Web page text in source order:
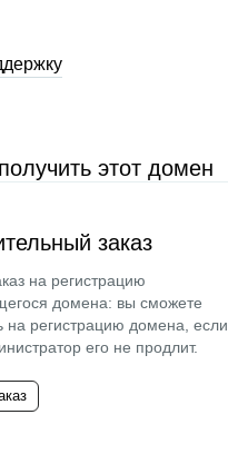
этот домен
заказ
на регистрацию
домена: вы сможете
на регистрацию домена, если
его не продлит.